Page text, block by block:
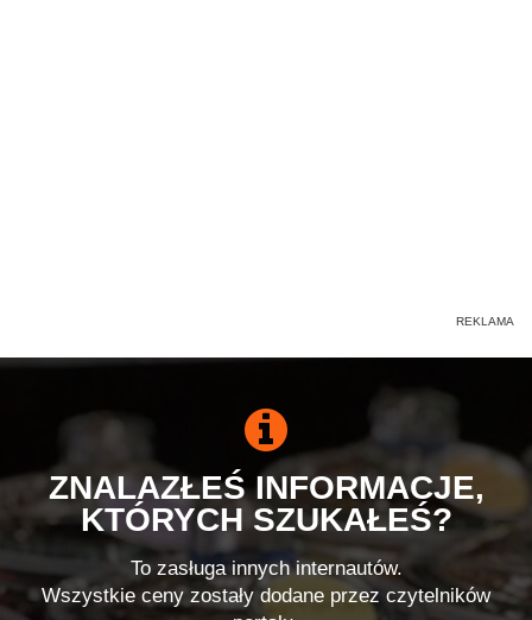
ZNALAZŁEŚ INFORMACJE,
KTÓRYCH SZUKAŁEŚ?
To zasługa innych internautów.
Wszystkie ceny zostały dodane przez czytelników